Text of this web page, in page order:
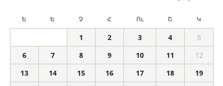
Ե Ե Չ Հ Ու Շ Կ
1 2 3 4
5
6
7 8 9 10 11
12
13
14 15 16 17 18
19